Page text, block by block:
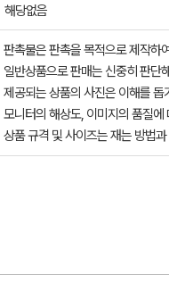
해당없음
판촉물은 판촉을 목적으로 제작하
일반상품으로 판매는 신중히 판단
제공되는 상품의 사진은 이해를
모니터의 해상도, 이미지의 품질
상품 규격 및 사이즈는 재는 방법